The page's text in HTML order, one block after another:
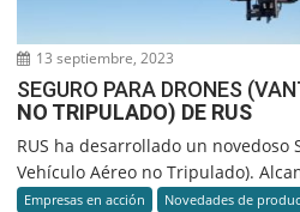
13 septiembre, 2023
SEGURO PARA DRONES
NO TRIPULADO) DE RUS
RUS ha desarrollado un novedoso
Vehículo Aéreo no Tripulado).
Empresas en acción
Novedades de